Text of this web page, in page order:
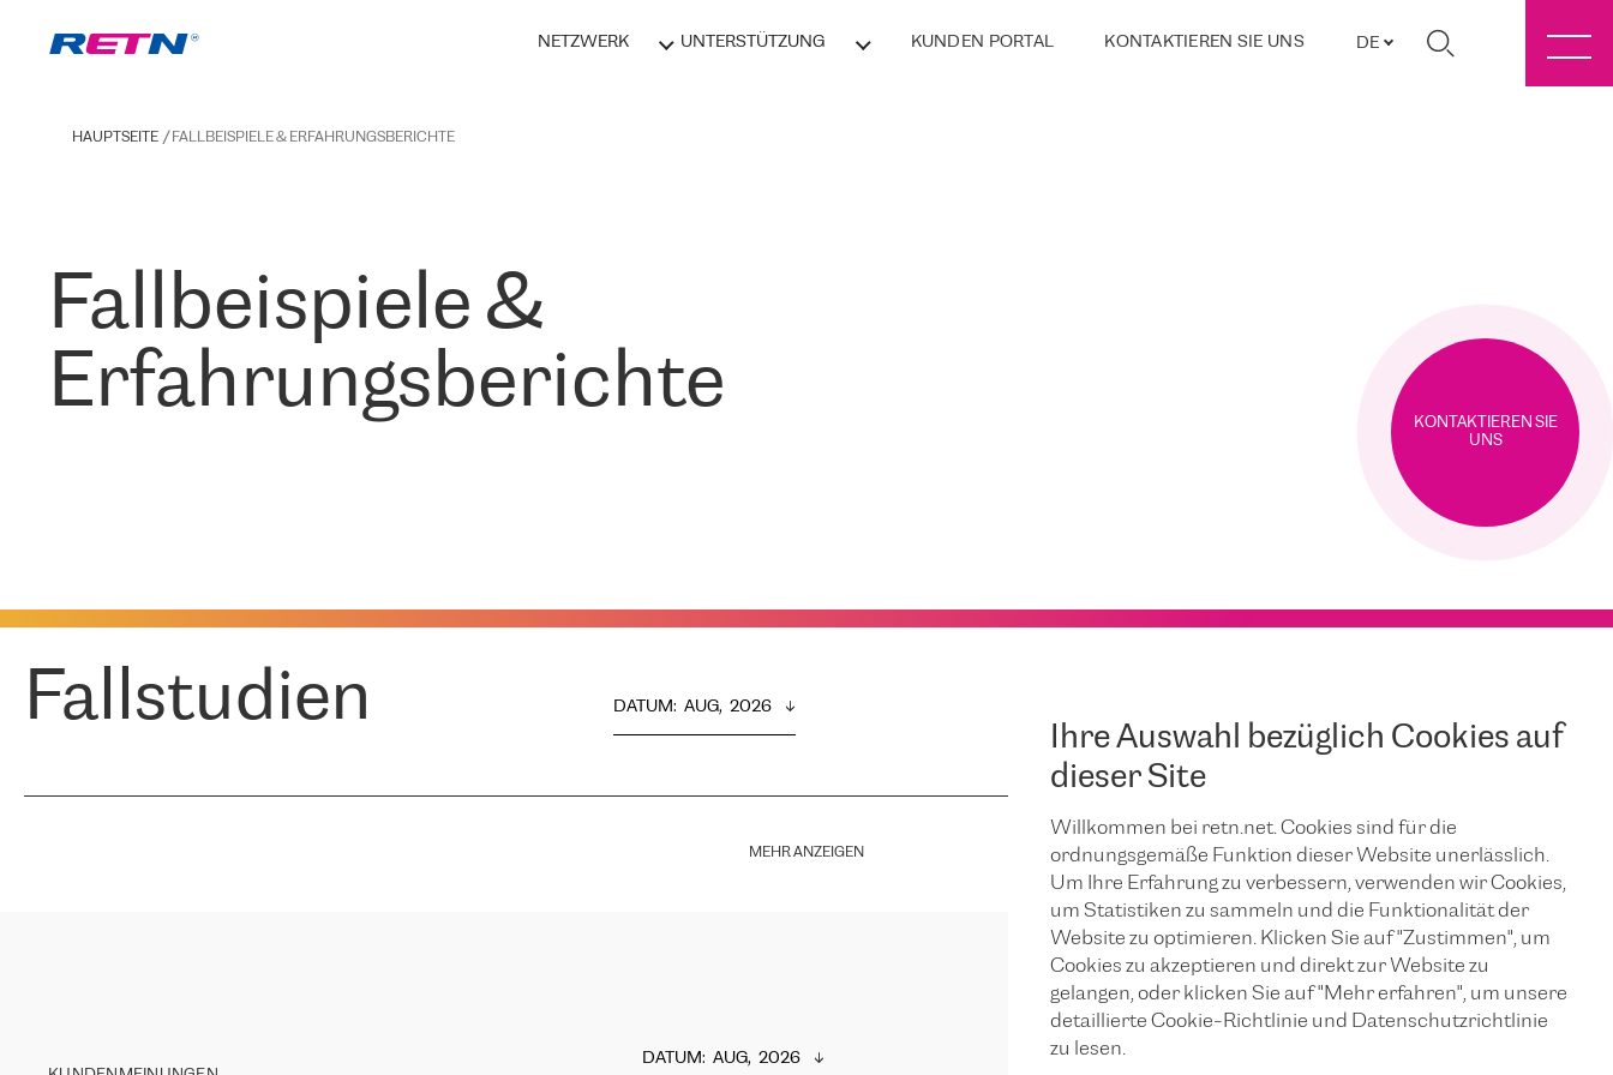
NETZWERK UNTERSTÜTZUNG KUNDEN PORTAL KONTAKTIEREN SIE UNS DE
Ihre Auswahl bezüglich Cookies auf
dieser Site
Willkommen bei retn.net. Cookies sind für die
ordnungsgemäße Funktion dieser Website unerlässlich.
Um Ihre Erfahrung zu verbessern, verwenden wir Cookies,
um Statistiken zu sammeln und die Funktionalität der
Website zu optimieren. Klicken Sie auf "Zustimmen", um
Cookies zu akzeptieren und direkt zur Website zu
gelangen, oder klicken Sie auf "Mehr erfahren", um unsere
detaillierte Cookie-Richtlinie und Datenschutzrichtlinie
zu lesen.
HAUPTSEITE FALLBEISPIELE & ERFAHRUNGSBERICHTE
Fallbeispiele &
Erfahrungsberichte
KONTAKTIEREN SIE
UNS
Fallstudien DATUM: AUG,  2026
MEHR ANZEIGEN
DATUM: AUG,  2026